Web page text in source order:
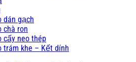
dán gạch
chà ron
cấy neo thép
trám khe – Kết dính